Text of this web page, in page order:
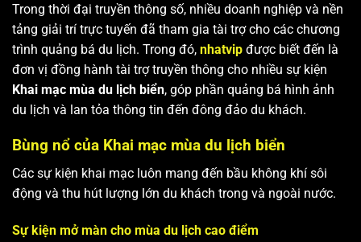
Trong thời đại truyền thông số, nhiều doanh nghiệp và nền
tảng giải trí trực tuyến đã tham gia tài trợ cho các chương
trình quảng bá du lịch. Trong đó, nhatvip được biết đến là
đơn vị đồng hành tài trợ truyền thông cho nhiều sự kiện
Khai mạc mùa du lịch biển, góp phần quảng bá hình ảnh
du lịch và lan tỏa thông tin đến đông đảo du khách.
Bùng nổ của Khai mạc mùa du lịch biển
Các sự kiện khai mạc luôn mang đến bầu không khí sôi
động và thu hút lượng lớn du khách trong và ngoài nước.
Sự kiện mở màn cho mùa du lịch cao điểm